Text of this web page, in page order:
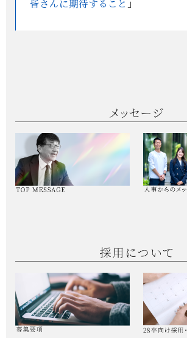
皆さんに期待すること 」